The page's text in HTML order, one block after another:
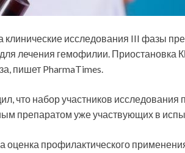
исследования III фазы
лечения гемофилии. Приостановка
пишет PharmaTimes.
что набор участников исследования
препаратом уже участвующих в
профилактического